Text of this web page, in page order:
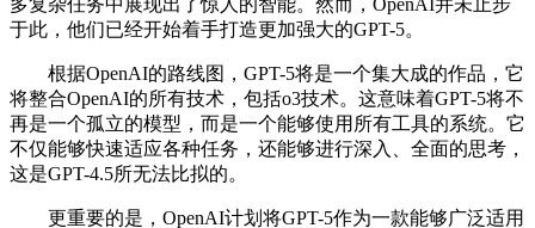
多复杂任务中展现出了惊人的智能。然而，OpenAI并未止步
于此，他们已经开始着手打造更加强大的GPT-5。
根据OpenAI的路线图，GPT-5将是一个集大成的作品，它
将整合OpenAI的所有技术，包括o3技术。这意味着GPT-5将不
再是一个孤立的模型，而是一个能够使用所有工具的系统。它
不仅能够快速适应各种任务，还能够进行深入、全面的思考，
这是GPT-4.5所无法比拟的。
更重要的是，OpenAI计划将GPT-5作为一款能够广泛适用